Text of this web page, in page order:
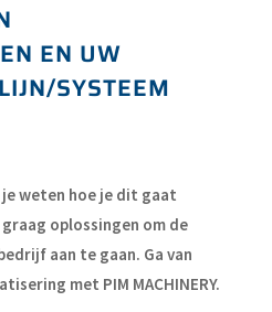
EN UW
SYSTEEM
je weten hoe je dit gaat
oplossingen om de
aan te gaan. Ga van
met PIM MACHINERY.